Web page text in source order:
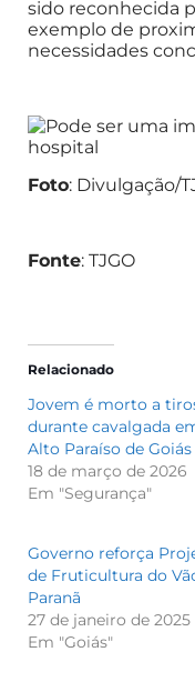
sido reconhecida
exemplo de
necessidades
Foto: Divulgação/
Fonte: TJGO
Relacionado
Jovem é morto a
durante cavalgada
Alto Paraíso de Goiás
18 de março de 2026
Em "Segurança"
Governo reforça
de Fruticultura do
Paranã
27 de janeiro de 2025
Em "Goiás"